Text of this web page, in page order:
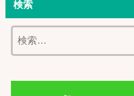
検索